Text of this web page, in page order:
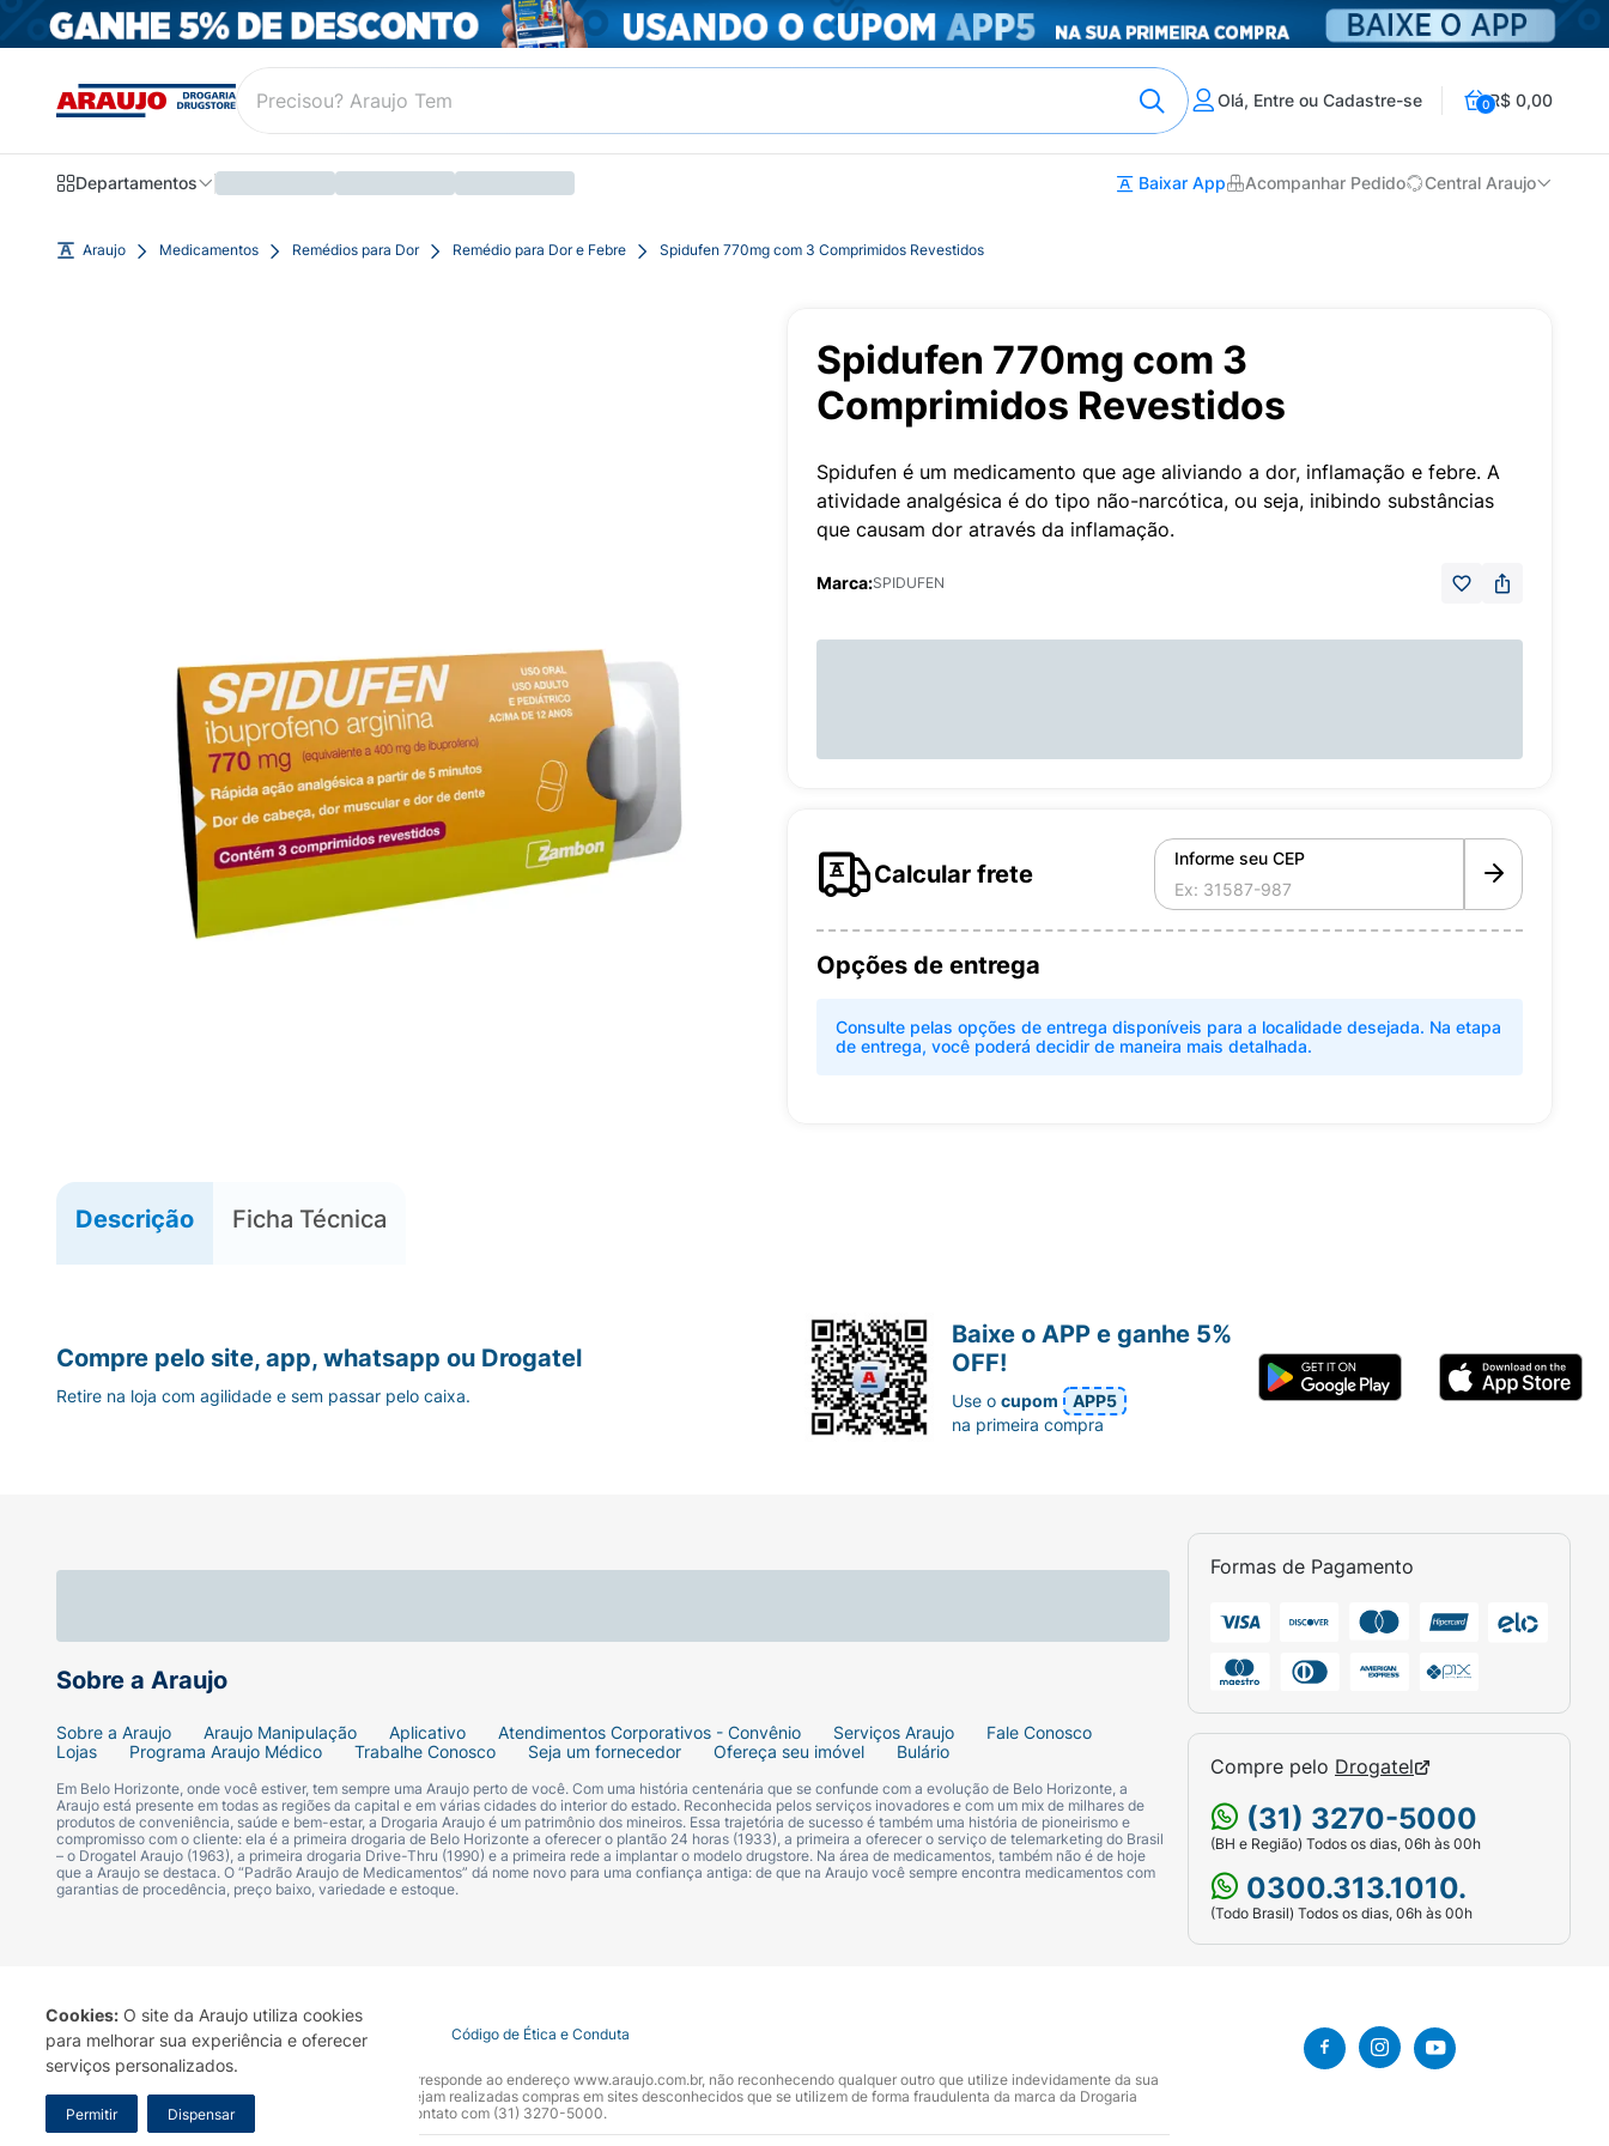
Cookies: O site da Araujo utiliza cookies
para melhorar sua experiência e oferecer
serviços personalizados.
Permitir Dispensar
Olá, Entre ou Cadastre-se 0R$ 0,00
Departamentos Baixar App Acompanhar Pedido Central Araujo
Araujo Medicamentos Remédios para Dor Remédio para Dor e Febre Spidufen 770mg com 3 Comprimidos Revestidos
Spidufen 770mg com 3
Comprimidos Revestidos
Spidufen é um medicamento que age aliviando a dor, inflamação e febre. A
atividade analgésica é do tipo não-narcótica, ou seja, inibindo substâncias
que causam dor através da inflamação.
Marca:SPIDUFEN
Calcular frete
Informe seu CEP
Opções de entrega
Consulte pelas opções de entrega disponíveis para a localidade desejada. Na etapa
de entrega, você poderá decidir de maneira mais detalhada.
Descrição Ficha Técnica
Sobre a Araujo
Sobre a Araujo Araujo Manipulação Aplicativo Atendimentos Corporativos - Convênio Serviços Araujo
Fale Conosco
Lojas
Programa Araujo Médico Trabalhe Conosco Seja um fornecedor Ofereça seu imóvel Bulário
Em Belo Horizonte, onde você estiver, tem sempre uma Araujo perto de você. Com uma história centenária que se confunde com a evolução de Belo Horizonte, a
Araujo está presente em todas as regiões da capital e em várias cidades do interior do estado. Reconhecida pelos serviços inovadores e com um mix de milhares de
produtos de conveniência, saúde e bem-estar, a Drogaria Araujo é um patrimônio dos mineiros. Essa trajetória de sucesso é também uma história de pioneirismo e
compromisso com o cliente: ela é a primeira drogaria de Belo Horizonte a oferecer o plantão 24 horas (1933), a primeira a oferecer o serviço de telemarketing do Brasil
– o Drogatel Araujo (1963), a primeira drogaria Drive-Thru (1990) e a primeira rede a implantar o modelo drugstore. Na área de medicamentos, também não é de hoje
que a Araujo se destaca. O “Padrão Araujo de Medicamentos” dá nome novo para uma confiança antiga: de que na Araujo você sempre encontra medicamentos com
garantias de procedência, preço baixo, variedade e estoque.
Formas de Pagamento
Compre pelo Drogatel
(31) 3270-5000
(BH e Região) Todos os dias, 06h às 00h
0300.313.1010.
(Todo Brasil) Todos os dias, 06h às 00h
Compre pelo site, app, whatsapp ou Drogatel
Retire na loja com agilidade e sem passar pelo caixa.
Baixe o APP e ganhe 5%
OFF!
Use ocupom
APP5
na primeira compra
Termo de Uso Portal da Privacidade Covid-19 Código de Ética e Conduta
A Drogaria Araujo S/A informa que o seu site oficial corresponde ao endereço www.araujo.com.br, não reconhecendo qualquer outro que utilize indevidamente da sua
marca. Para sua segurança recomendamos que não sejam realizadas compras em sites desconhecidos que se utilizem de forma fraudulenta da marca da Drogaria
Araujo S.A. Em caso de dúvidas, gentileza entrar em contato com (31) 3270-5000.